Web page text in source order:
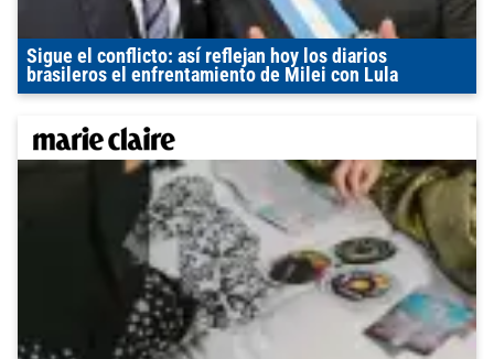
Sigue el conflicto: así reflejan hoy los diarios
brasileros el enfrentamiento de Milei con Lula